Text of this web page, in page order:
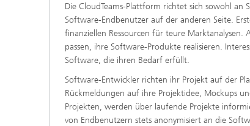
Die CloudTeams-Plattform richtet sich sowohl
Software-Endbenutzer auf der anderen Seite.
finanziellen Ressourcen für teure
passen, ihre Software-Produkte realisieren.
Software, die ihren Bedarf erfüllt.
Software-Entwickler richten ihr Projekt auf der
Rückmeldungen auf ihre Projektidee, Mockups
Projekten, werden über laufende Projekte
von Endbenutzern stets anonymisiert an die